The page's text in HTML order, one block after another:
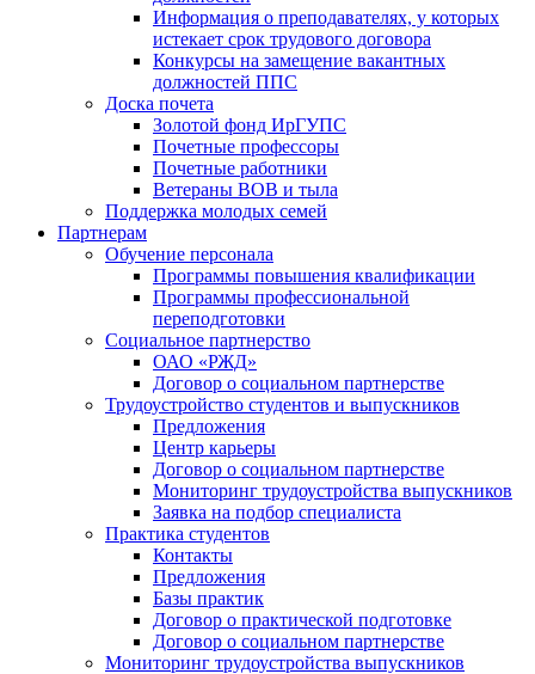
Информация о преподавателях, у которых
истекает срок трудового договора
Конкурсы на замещение вакантных
должностей ППС
Доска почета
Золотой фонд ИрГУПС
Почетные профессоры
Почетные работники
Ветераны ВОВ и тыла
Поддержка молодых семей
Партнерам
Обучение персонала
Программы повышения квалификации
Программы профессиональной
переподготовки
Социальное партнерство
ОАО «РЖД»
Договор о социальном партнерстве
Трудоустройство студентов и выпускников
Предложения
Центр карьеры
Договор о социальном партнерстве
Мониторинг трудоустройства выпускников
Заявка на подбор специалиста
Практика студентов
Контакты
Предложения
Базы практик
Договор о практической подготовке
Договор о социальном партнерстве
Мониторинг трудоустройства выпускников